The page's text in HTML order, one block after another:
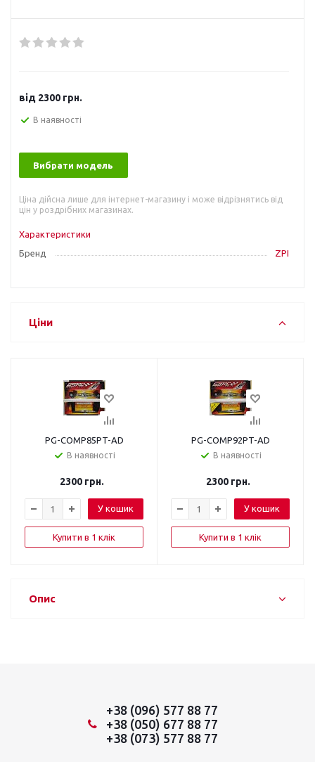
від 2300 грн.
В наявності
Вибрати модель
Ціна дійсна лише для інтернет-магазину і може відрізнятись від
цін у роздрібних магазинах.
Характеристики
Бренд
ZPI
Ціни
PG-COMP85PT-AD
В наявності
2300грн.
У кошик
Купити в 1 клік
PG-COMP92PT-AD
В наявності
2300грн.
У кошик
Купити в 1 клік
Опис
+38 (096) 577 88 77
+38 (050) 677 88 77
+38 (073) 577 88 77